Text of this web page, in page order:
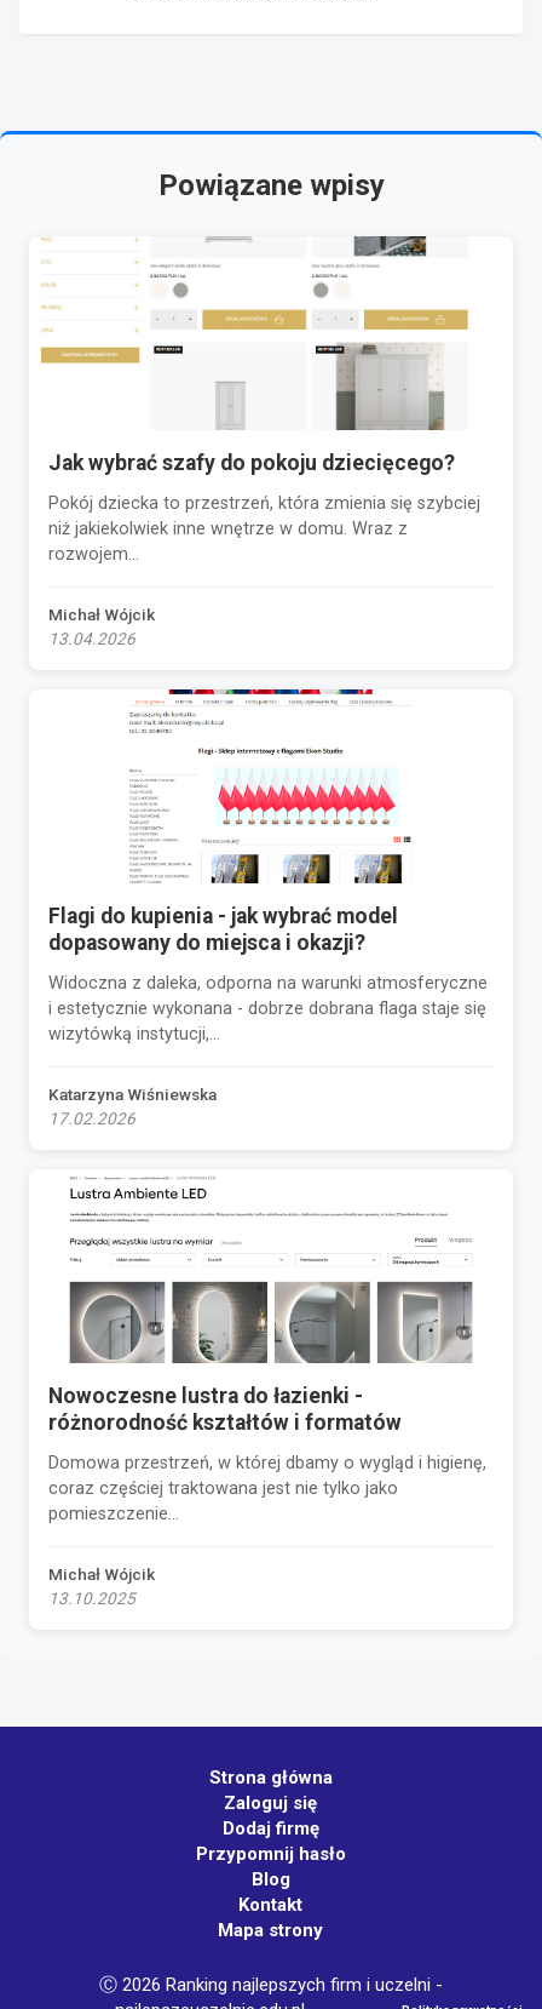
Powiązane wpisy
Jak wybrać szafy do pokoju dziecięcego?
Pokój dziecka to przestrzeń, która zmienia się szybciej
niż jakiekolwiek inne wnętrze w domu. Wraz z
rozwojem...
Michał Wójcik
13.04.2026
Flagi do kupienia - jak wybrać model
dopasowany do miejsca i okazji?
Widoczna z daleka, odporna na warunki atmosferyczne
i estetycznie wykonana - dobrze dobrana flaga staje się
wizytówką instytucji,...
Katarzyna Wiśniewska
17.02.2026
Nowoczesne lustra do łazienki -
różnorodność kształtów i formatów
Domowa przestrzeń, w której dbamy o wygląd i higienę,
coraz częściej traktowana jest nie tylko jako
pomieszczenie...
Michał Wójcik
13.10.2025
Strona główna
Zaloguj się
Dodaj firmę
Przypomnij hasło
Blog
Kontakt
Mapa strony
Ⓒ 2026 Ranking najlepszych firm i uczelni -